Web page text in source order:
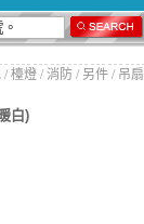
檯燈 / 消防 / 另件 / 吊扇
白)